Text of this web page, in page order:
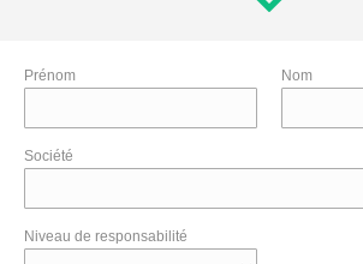
Prénom Nom
Société
Niveau de responsabilité